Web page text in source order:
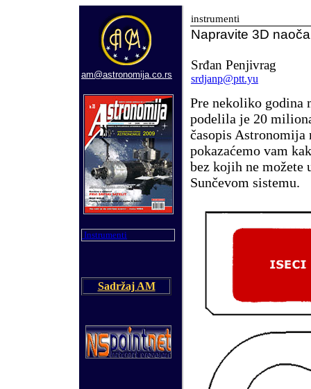
am@astronomija.co.rs
Instrumenti
Sadržaj AM
instrumenti
Napravite 3D
Srđan Penjivrag
srdjanp@ptt.yu
Pre nekoliko godina
podelila je 20
časopis Astronomija
pokazaćemo vam
bez kojih ne možete
Sunčevom sistemu.